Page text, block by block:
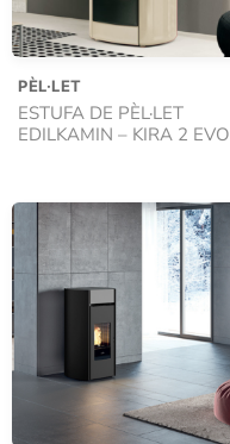
PÈL·LET
ESTUFA DE PÈL·LET
EDILKAMIN – KIRA 2 EVO